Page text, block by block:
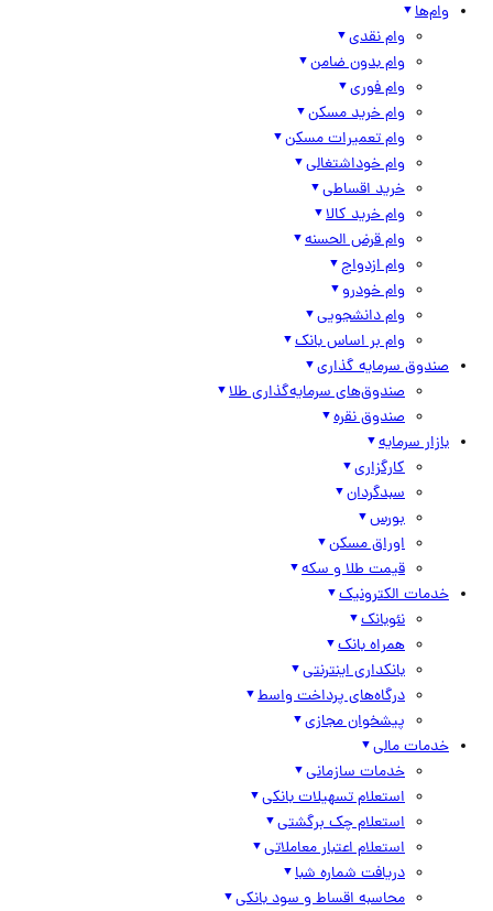
وام‌ها
وام نقدی
وام بدون ضامن
وام فوری
وام خرید مسکن
وام تعمیرات مسکن
وام خوداشتغالی
خرید اقساطی
وام خرید کالا
وام قرض الحسنه
وام ازدواج
وام خودرو
وام دانشجویی
وام بر اساس بانک
صندوق سرمایه گذاری
صندوق‌های سرمایه‌گذاری طلا
صندوق نقره
بازار سرمایه
کارگزاری
سبدگردان
بورس
اوراق مسکن
قیمت طلا و سکه
خدمات الکترونیک
نئوبانک
همراه بانک
بانکداری اینترنتی
درگاه‌های پرداخت واسط
پیشخوان مجازی
خدمات مالی
خدمات سازمانی
استعلام تسهیلات بانکی
استعلام چک برگشتی
استعلام اعتبار معاملاتی
دریافت شماره شبا
محاسبه اقساط و سود بانکی